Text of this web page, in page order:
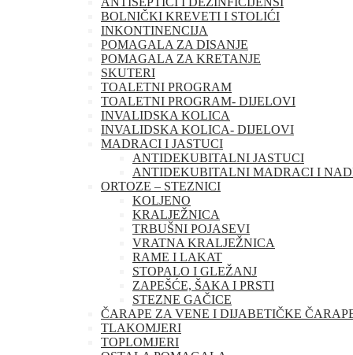
BOLNIČKI KREVETI I STOLIĆI
INKONTINENCIJA
POMAGALA ZA DISANJE
POMAGALA ZA KRETANJE
SKUTERI
TOALETNI PROGRAM
TOALETNI PROGRAM- DIJELOVI
INVALIDSKA KOLICA
INVALIDSKA KOLICA- DIJELOVI
MADRACI I JASTUCI
ANTIDEKUBITALNI JASTUCI
ANTIDEKUBITALNI MADRACI I
ORTOZE – STEZNICI
KOLJENO
KRALJEŽNICA
TRBUŠNI POJASEVI
VRATNA KRALJEŽNICA
RAME I LAKAT
STOPALO I GLEŽANJ
ZAPEŠĆE, ŠAKA I PRSTI
STEZNE GAČICE
ČARAPE ZA VENE I DIJABETIČKE
TLAKOMJERI
TOPLOMJERI